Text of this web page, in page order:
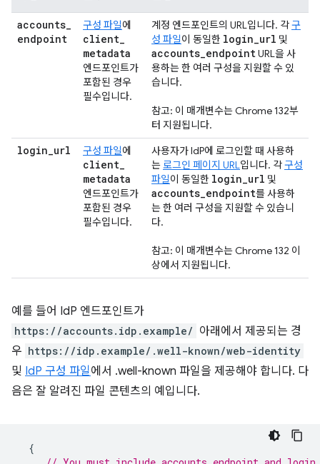
accounts_
endpoint
구성 파일에
client_
metadata
엔드포인트가
포함된 경우
필수입니다.
계정 엔드포인트의 URL입니다. 각구
성 파일이 동일한 login_url 및
accounts_endpointURL을 사
용하는 한 여러 구성을 지원할 수 있
습니다.
참고: 이 매개변수는 Chrome 132부
터 지원됩니다.
login_url 구성 파일에
client_
metadata
엔드포인트가
포함된 경우
필수입니다.
사용자가 IdP에 로그인할 때 사용하
는로그인 페이지 URL입니다. 각구성
파일이 동일한 login_url 및
accounts_endpoint를 사용하
는 한 여러 구성을 지원할 수 있습니
다.
참고: 이 매개변수는 Chrome 132 이
상에서 지원됩니다.
예를 들어 IdP 엔드포인트가
https://accounts.idp.example/ 아래에서 제공되는 경
우 https://idp.example/.well-known/web-identity
및 IdP 구성 파일에서 .well-known 파일을 제공해야 합니다. 다
음은 잘 알려진 파일 콘텐츠의 예입니다.
{